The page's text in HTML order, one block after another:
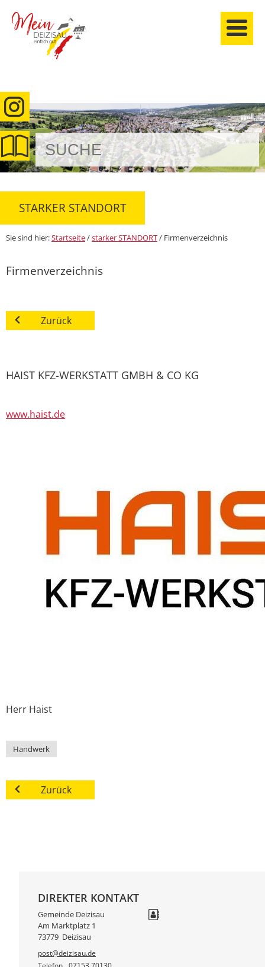
anmelden
STARKER STANDORT
Sie sind hier:Startseite/starker STANDORT/ Firmenverzeichnis
Firmenverzeichnis
Zurück
HAIST KFZ-WERKSTATT GMBH & CO KG
www.haist.de
Herr Haist
Handwerk
Zurück
DIREKTER KONTAKT
Gemeinde Deizisau
Am Marktplatz 1
73779 Deizisau
post@deizisau.de